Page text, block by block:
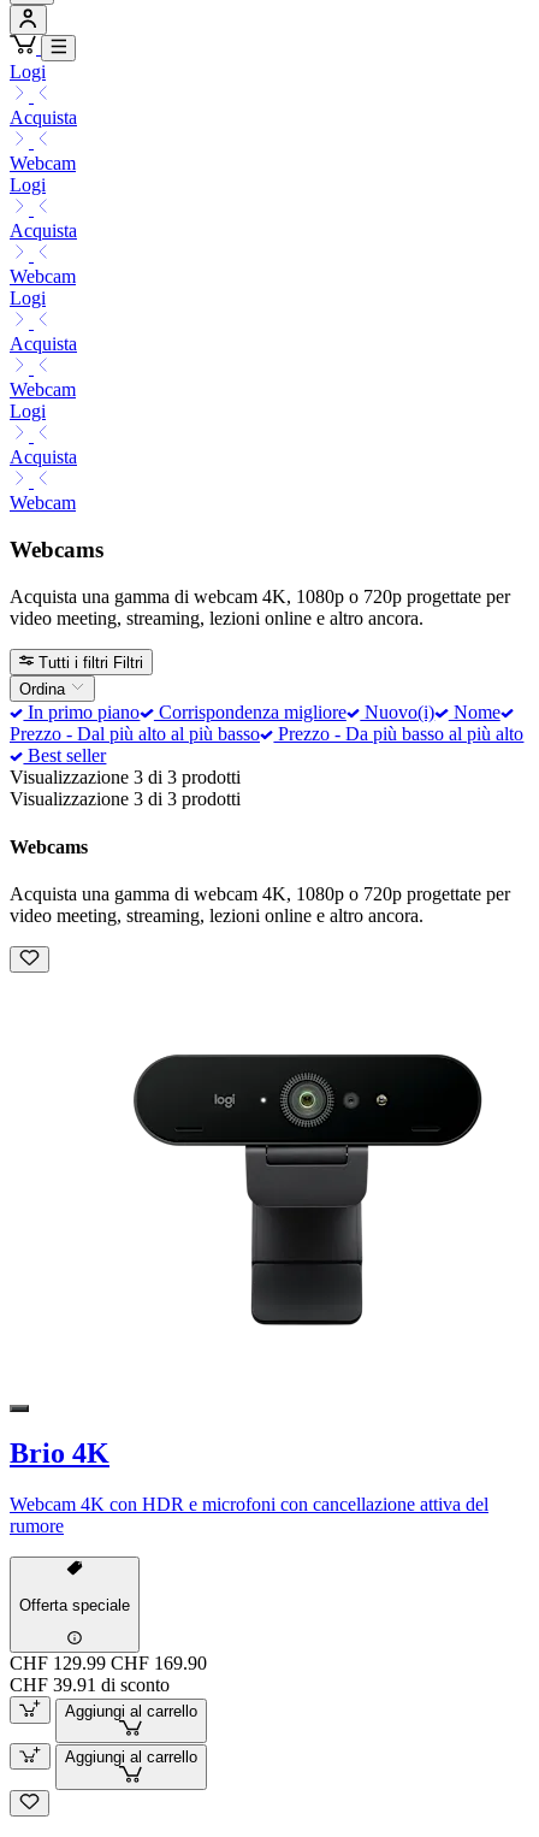
Logi
Acquista
Webcam
Logi
Acquista
Webcam
Logi
Acquista
Webcam
Logi
Acquista
Webcam
Webcams
Acquista una gamma di webcam 4K, 1080p o 720p progettate per
video meeting, streaming, lezioni online e altro ancora.
Tutti i filtri Filtri
Ordina
In primo piano Corrispondenza migliore Nuovo(i)
Nome
Prezzo - Dal più alto al più basso
Prezzo - Da più basso al più alto
Best seller
Visualizzazione 3 di 3 prodotti
Visualizzazione 3 di 3 prodotti
Webcams
Acquista una gamma di webcam 4K, 1080p o 720p progettate per
video meeting, streaming, lezioni online e altro ancora.
Brio 4K
Webcam 4K con HDR e microfoni con cancellazione attiva del
rumore
Offerta speciale
CHF 129.99 CHF 169.90
CHF 39.91 di sconto
Aggiungi al carrello
Aggiungi al carrello